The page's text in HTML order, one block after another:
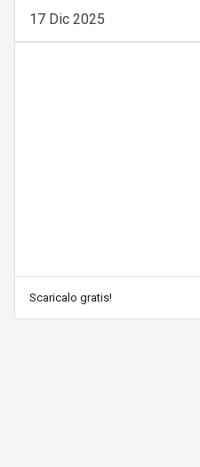
17 Dic 2025
Scaricalo gratis!